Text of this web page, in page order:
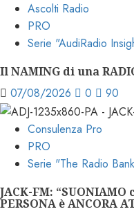
Ascolti Radio
PRO
Serie "AudiRadio
Il NAMING di una
07/08/2026 0 90
Consulenza Pro
PRO
Serie "The Radio
JACK-FM: “SUONIAMO
PERSONA è ANCORA